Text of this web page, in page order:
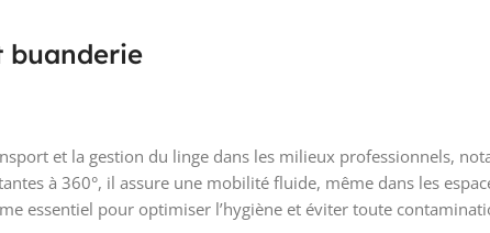
buanderie
et la gestion du linge dans les milieux professionnels,
à 360°, il assure une mobilité fluide, même dans les
essentiel pour optimiser l’hygiène et éviter toute